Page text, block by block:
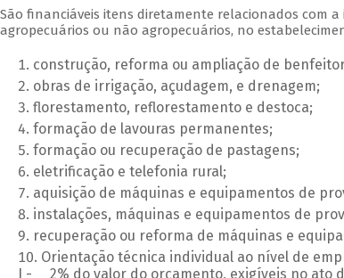
São financiáveis itens diretamente relacionados com
agropecuários ou não agropecuários, no
construção, reforma ou ampliação de
obras de irrigação, açudagem, e drenagem;
florestamento, reflorestamento e destoca;
formação de lavouras permanentes;
formação ou recuperação de pastagens;
eletrificação e telefonia rural;
aquisição de máquinas e equipamentos de
instalações, máquinas e equipamentos de
recuperação ou reforma de máquinas e
Orientação técnica individual ao nível de
I - 2% do valor do orçamento, exigíveis no ato